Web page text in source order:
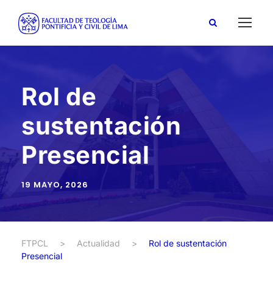
Rol de
sustentación
Presencial
19 MAYO, 2026
FTPCL > Actualidad >
Rol de sustentación
Presencial